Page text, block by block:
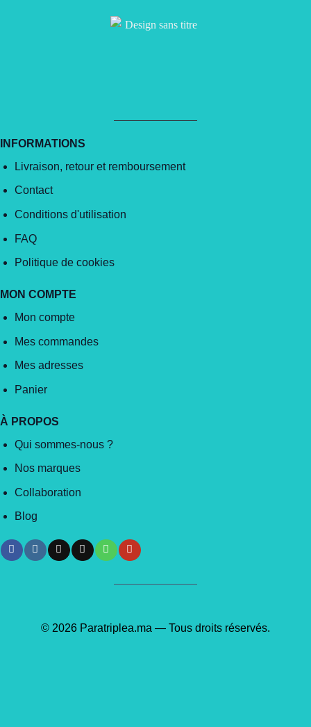
INFORMATIONS
Livraison, retour et remboursement
Contact
Conditions d'utilisation
FAQ
Politique de cookies
MON COMPTE
Mon compte
Mes commandes
Mes adresses
Panier
À PROPOS
Qui sommes-nous ?
Nos marques
Collaboration
Blog
© 2026 Paratriplea.ma — Tous droits réservés.